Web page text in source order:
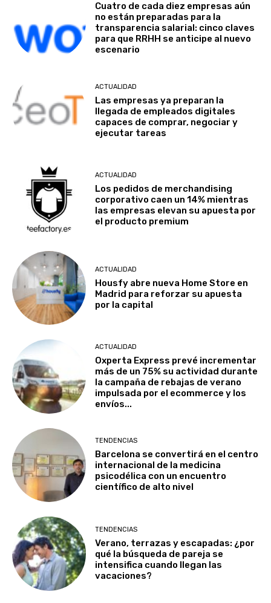
Cuatro de cada diez empresas aún
no están preparadas para la
transparencia salarial: cinco claves
para que RRHH se anticipe al nuevo
escenario
ACTUALIDAD
Las empresas ya preparan la
llegada de empleados digitales
capaces de comprar, negociar y
ejecutar tareas
ACTUALIDAD
Los pedidos de merchandising
corporativo caen un 14% mientras
las empresas elevan su apuesta por
el producto premium
ACTUALIDAD
Housfy abre nueva Home Store en
Madrid para reforzar su apuesta
por la capital
ACTUALIDAD
Oxperta Express prevé incrementar
más de un 75% su actividad durante
la campaña de rebajas de verano
impulsada por el ecommerce y los
envíos...
TENDENCIAS
Barcelona se convertirá en el centro
internacional de la medicina
psicodélica con un encuentro
científico de alto nivel
TENDENCIAS
Verano, terrazas y escapadas: ¿por
qué la búsqueda de pareja se
intensifica cuando llegan las
vacaciones?